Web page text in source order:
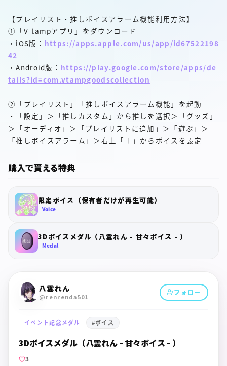
【プレイリスト・推しボイスアラーム機能利用方法】
①「V-tampアプリ」をダウンロード
・iOS版： https://apps.apple.com/us/app/id67522198
42
・Android版： https://play.google.com/store/apps/de
tails?id=com.vtampgoodscollection
②「プレイリスト」「推しボイスアラーム機能」を起動
・「設定」＞「推しカスタム」から推しを選択＞「グッズ」
＞「オーディオ」＞「プレイリストに追加」＞「遊ぶ」＞
「推しボイスアラーム」＞右上「＋」からボイスを設定
購入で貰える特典
限定ボイス（保有者だけが再生可能）
Voice
3Dボイスメダル（八雲れん - 甘々ボイス - ）
Medal
八雲れん
@renrenda501
フォロー
イベント記念メダル #ボイス
3Dボイスメダル（八雲れん - 甘々ボイス - ）
3